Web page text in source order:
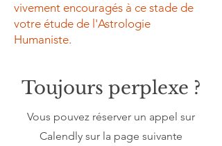
vivement encouragés à ce stade de
votre étude de l'Astrologie
Humaniste.
Toujours perplexe ?
Vous pouvez réserver un appel sur
Calendly sur la page suivante